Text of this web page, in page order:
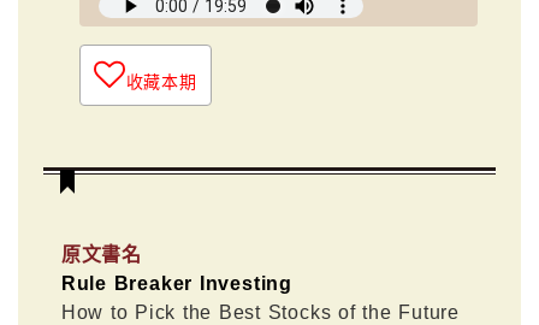
收藏本期
原文書名
Rule Breaker Investing
How to Pick the Best Stocks of the Future